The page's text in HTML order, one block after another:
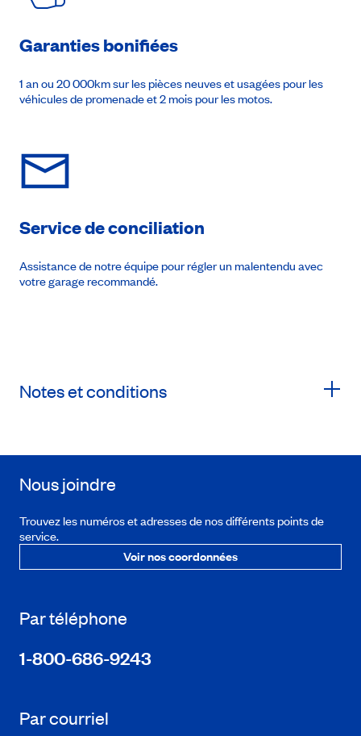
Garanties bonifiées
1 an ou 20 000km sur les pièces neuves et usagées pour les
véhicules de promenade et 2 mois pour les motos.
Service de conciliation
Assistance de notre équipe pour régler un malentendu avec
votre garage recommandé.
Notes et conditions
Nous joindre
Trouvez les numéros et adresses de nos différents points de
service.
Voir nos coordonnées
Par téléphone
1-800-686-9243
Par courriel